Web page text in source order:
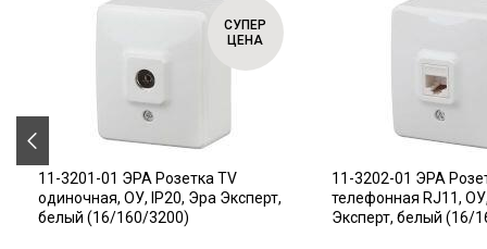
СУПЕР
ЦЕНА
11-3201-01 ЭРА Розетка TV
одиночная, ОУ, IP20, Эра Эксперт,
белый (16/160/3200)
11-3202-01 ЭРА
телефонная RJ11,
Эксперт, белый (16/